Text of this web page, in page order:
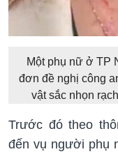
Một phụ nữ ở TP
đơn đề nghị công
vật sắc nhọn
Trước đó theo
đến vụ người phụ